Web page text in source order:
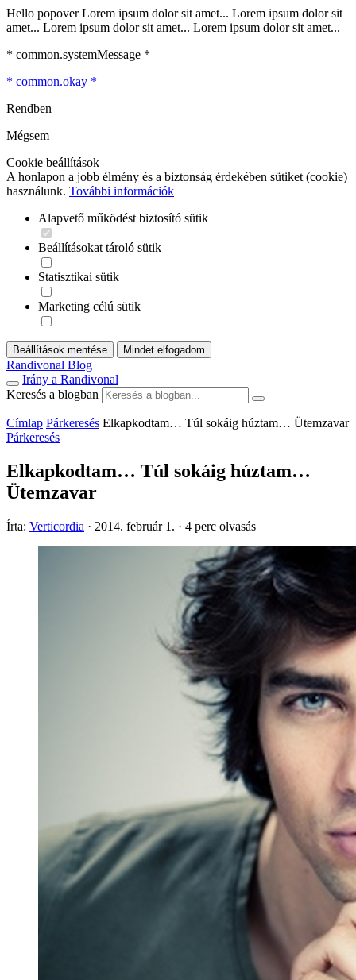
Hello popover Lorem ipsum dolor sit amet... Lorem ipsum dolor sit
amet... Lorem ipsum dolor sit amet... Lorem ipsum dolor sit amet...
* common.systemMessage *
* common.okay *
Rendben
Mégsem
Cookie beállítások
A honlapon a jobb élmény és a biztonság érdekében sütiket (cookie)
használunk. További információk
Alapvető működést biztosító sütik
Beállításokat tároló sütik
Statisztikai sütik
Marketing célú sütik
Beállítások mentése Mindet elfogadom
Randivonal Blog
Irány a Randivonal
Keresés a blogban
Címlap Párkeresés Elkapkodtam… Túl sokáig húztam… Ütemzavar
Párkeresés
Elkapkodtam… Túl sokáig húztam…
Ütemzavar
Írta: Verticordia · 2014. február 1. · 4 perc olvasás